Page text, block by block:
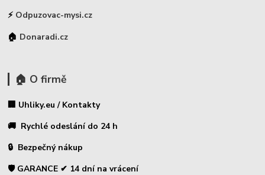
⚡ Odpuzovac-mysi.cz
🏠 Donaradi.cz
🏠 O firmě
🏢 Uhliky.eu / Kontakty
🚚 Rychlé odeslání do 24 h
🔒 Bezpečný nákup
🛡️ GARANCE ✔ 14 dní na vrácení